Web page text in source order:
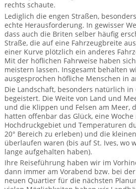
Mietwagen & Verkehr
Reiseunterlagen
Reiseversicherung
Unterkünfte
Zimmer
rechts schaute.
Lediglich die engen Straßen,
echte Herausforderung. In gewisser
dass auch die Briten selber häufig
Straße, die auf eine Fahrzeugbreite
einer Kurve plötzlich ein anderes
Mit der höflichen Fahrweise haben
meistern lassen. Insgesamt behalten
ausgesprochen höfliche Menschen in
Die Landschaft, besonders natürlich
begeistert. Die Weite von Land und
und die Klippen und Felsen am Meer,
hatten offenbar das Glück, eine
Hochdruckgebiet und Temperaturen
20° Bereich zu erleben) und die
überlaufen waren (bis auf St. Ives, wo
lange aufgehalten haben).
Ihre Reiseführung haben wir im
dann immer am Vorabend bzw. bei
neuen Quartier für die nächsten